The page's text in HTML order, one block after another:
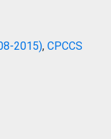
2015), CPCCS